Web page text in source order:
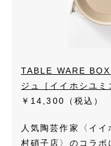
TABLE WARE
ジュ［イイホシユミ
￥14,300（税込）
人気陶芸作家〈イ
村硝子店〉のコラボ